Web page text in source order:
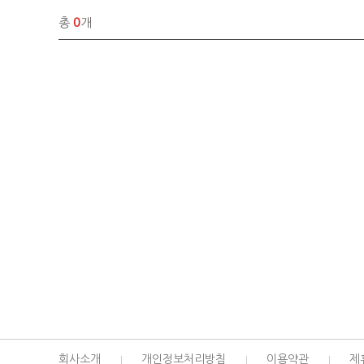
총 0개
회사소개 개인정보처리방침 이용약관 제